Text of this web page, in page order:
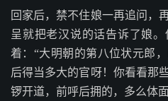
回家后，禁不住娘一再追问，
呈就把老汉说的话告诉了娘
着：“大明朝的第八位状元郎
后得当多大的官呀！你看看那
锣开道，前呼后拥的，多么体